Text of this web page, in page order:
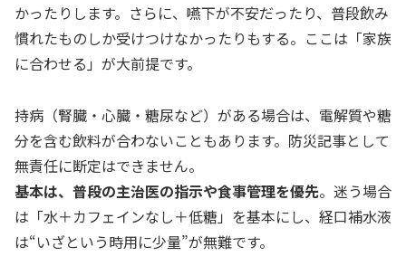
かったりします。さらに、嚥下が不安だったり、普段飲み
慣れたものしか受けつけなかったりもする。ここは「家族
に合わせる」が大前提です。
持病（腎臓・心臓・糖尿など）がある場合は、電解質や糖
分を含む飲料が合わないこともあります。防災記事として
無責任に断定はできません。
基本は、普段の主治医の指示や食事管理を優先。迷う場合
は「水＋カフェインなし＋低糖」を基本にし、経口補水液
は“いざという時用に少量”が無難です。